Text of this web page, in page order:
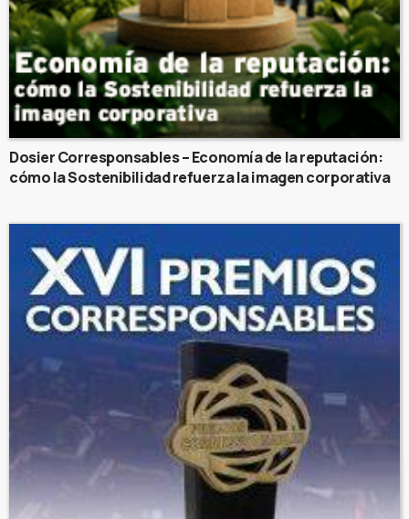
Dosier Corresponsables – Economía de la reputación:
cómo la Sostenibilidad refuerza la imagen corporativa